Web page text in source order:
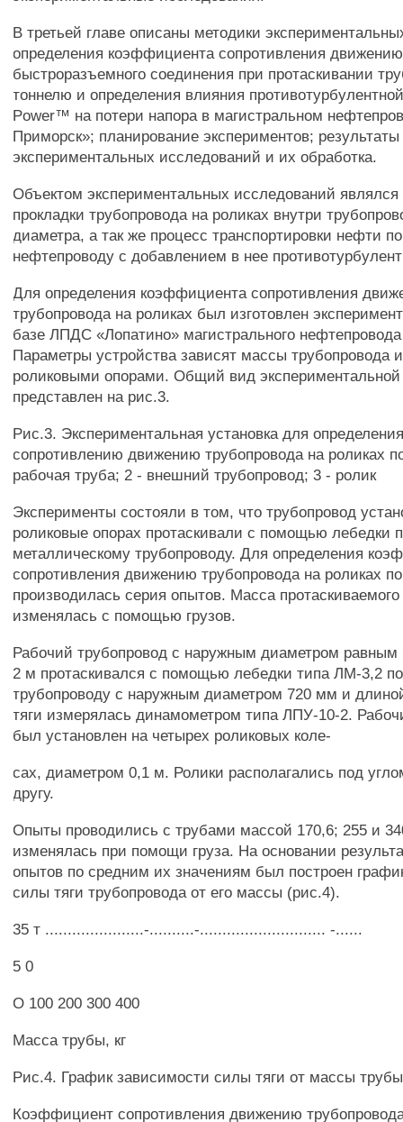
В третьей главе описаны методики
определения коэффициента сопротивления
быстроразъемного соединения при протаскивании
тоннелю и определения влияния
Power™ на потери напора в магистральном
Приморск»; планирование экспериментов; результаты
экспериментальных исследований и их обработка.
Объектом экспериментальных исследований являлся
прокладки трубопровода на роликах внутри
диаметра, а так же процесс транспортировки нефти
нефтепроводу с добавлением в нее
Для определения коэффициента сопротивления
трубопровода на роликах был изготовлен
базе ЛПДС «Лопатино» магистрального
Параметры устройства зависят массы трубопровода
роликовыми опорами. Общий вид экспериментальной
представлен на рис.3.
Рис.3. Экспериментальная установка для
сопротивлению движению трубопровода на роликах
рабочая труба; 2 - внешний трубопровод; 3 - ролик
Эксперименты состояли в том, что трубопровод
роликовые опорах протаскивали с помощью лебедки
металлическому трубопроводу. Для определения
сопротивления движению трубопровода на роликах
производилась серия опытов. Масса
изменялась с помощью грузов.
Рабочий трубопровод с наружным диаметром
2 м протаскивался с помощью лебедки типа ЛМ-3,2
трубопроводу с наружным диаметром 720 мм и
тяги измерялась динамометром типа ЛПУ-10-2.
был установлен на четырех роликовых коле-
сах, диаметром 0,1 м. Ролики располагались под
другу.
Опыты проводились с трубами массой 170,6; 255 и
изменялась при помощи груза. На основании
опытов по средним их значениям был построен
силы тяги трубопровода от его массы (рис.4).
35 т ......................-..........-............................ -......
5 0
О 100 200 300 400
Масса трубы, кг
Рис.4. График зависимости силы тяги от массы трубы
Коэффициент сопротивления движению